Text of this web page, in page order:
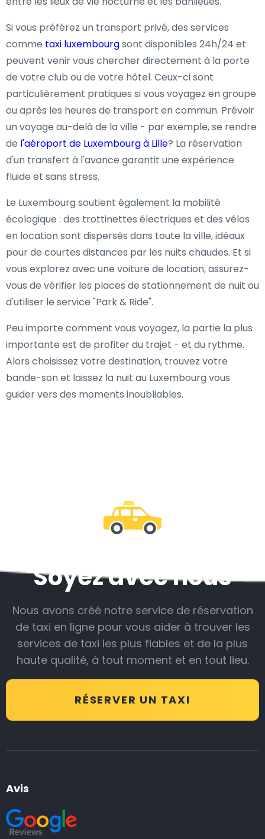
Si vous préférez un transport privé, des services
comme taxi luxembourgsont disponibles 24h/24 et
peuvent venir vous chercher directement à la porte
de votre club ou de votre hôtel. Ceux-ci sont
particulièrement pratiques si vous voyagez en groupe
ou après les heures de transport en commun. Prévoir
un voyage au-delà de la ville - par exemple, se rendre
de l'aéroport de Luxembourg à Lille? La réservation
d'un transfert à l'avance garantit une expérience
fluide et sans stress.
Le Luxembourg soutient également la mobilité
écologique : des trottinettes électriques et des vélos
en location sont dispersés dans toute la ville, idéaux
pour de courtes distances par les nuits chaudes. Et si
vous explorez avec une voiture de location, assurez-
vous de vérifier les places de stationnement de nuit ou
d'utiliser le service "Park & Ride".
Peu importe comment vous voyagez, la partie la plus
importante est de profiter du trajet - et du rythme.
Alors choisissez votre destination, trouvez votre
bande-son et laissez la nuit au Luxembourg vous
guider vers des moments inoubliables.
Soyez avec nous
Nous avons créé notre service de réservation
de taxi en ligne pour vous aider à trouver les
services de taxi les plus fiables et de la plus
haute qualité, à tout moment et en tout lieu.
RÉSERVER UN TAXI
Avis